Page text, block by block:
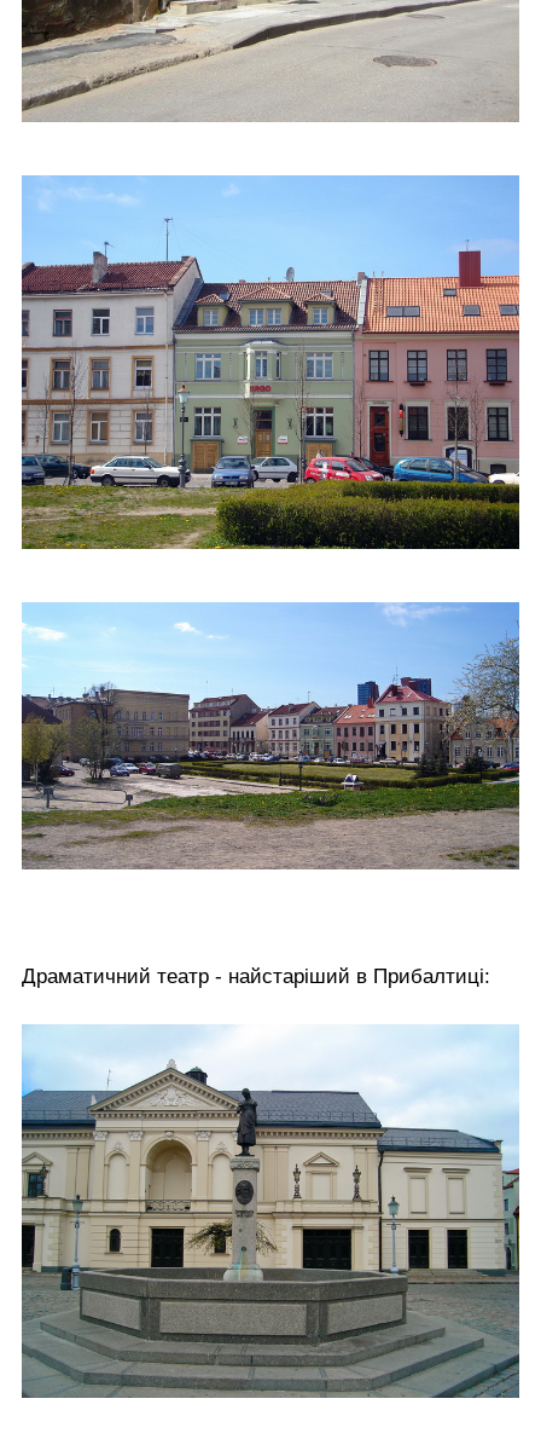
Драматичний театр - найстаріший в Прибалтиці: